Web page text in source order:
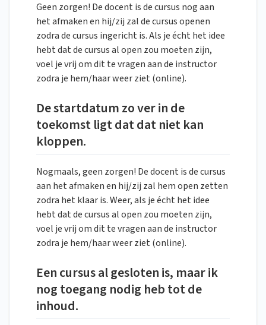
Geen zorgen! De docent is de cursus nog aan
het afmaken en hij/zij zal de cursus openen
zodra de cursus ingericht is. Als je écht het idee
hebt dat de cursus al open zou moeten zijn,
voel je vrij om dit te vragen aan de instructor
zodra je hem/haar weer ziet (online).
De startdatum zo ver in de
toekomst ligt dat dat niet kan
kloppen.
Nogmaals, geen zorgen! De docent is de cursus
aan het afmaken en hij/zij zal hem open zetten
zodra het klaar is. Weer, als je écht het idee
hebt dat de cursus al open zou moeten zijn,
voel je vrij om dit te vragen aan de instructor
zodra je hem/haar weer ziet (online).
Een cursus al gesloten is, maar ik
nog toegang nodig heb tot de
inhoud.